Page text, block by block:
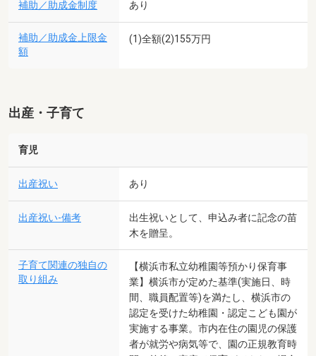
補助／助成金制度 あり
補助／助成金上限金
額
(1)全額(2)155万円
出産・子育て
育児
出産祝い あり
出産祝い-備考
出生祝いとして、申込み者に記念の苗
木を贈呈。
子育て関連の独自の
取り組み
【横浜市私立幼稚園等預かり保育事
業】横浜市が定めた基準(実施日、時
間、職員配置等)を満たし、横浜市の
認定を受けた幼稚園・認定こども園が
実施する事業。市内在住の園児の保護
者が就労や病気等で、園の正規教育時